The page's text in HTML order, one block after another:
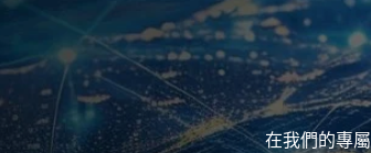
在我們的專